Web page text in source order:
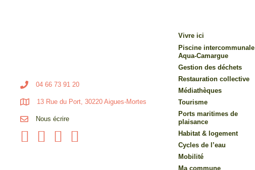
04 66 73 91 20
13 Rue du Port, 30220 Aigues-Mortes
Nous écrire
Vivre ici
Piscine intercommunale
Aqua-Camargue
Gestion des déchets
Restauration collective
Médiathèques
Tourisme
Ports maritimes de
plaisance
Habitat & logement
Cycles de l’eau
Mobilité
Ma commune